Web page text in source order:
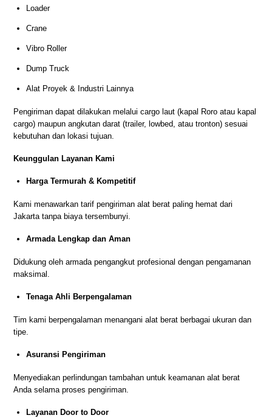
Loader
Crane
Vibro Roller
Dump Truck
Alat Proyek & Industri Lainnya
Pengiriman dapat dilakukan melalui cargo laut (kapal Roro atau kapal
cargo) maupun angkutan darat (trailer, lowbed, atau tronton) sesuai
kebutuhan dan lokasi tujuan.
Keunggulan Layanan Kami
Harga Termurah & Kompetitif
Kami menawarkan tarif pengiriman alat berat paling hemat dari
Jakarta tanpa biaya tersembunyi.
Armada Lengkap dan Aman
Didukung oleh armada pengangkut profesional dengan pengamanan
maksimal.
Tenaga Ahli Berpengalaman
Tim kami berpengalaman menangani alat berat berbagai ukuran dan
tipe.
Asuransi Pengiriman
Menyediakan perlindungan tambahan untuk keamanan alat berat
Anda selama proses pengiriman.
Layanan Door to Door